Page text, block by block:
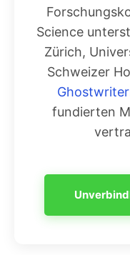
Science
Zürich,
Schweizer
fundierten